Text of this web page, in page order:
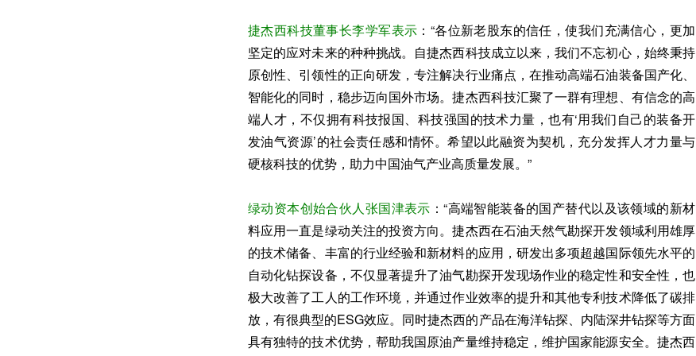
捷杰西科技董事长李学军表示 ：“各位新老股东的信任，使我们充满信心，更加
坚定的应对未来的种种挑战。自捷杰西科技成立以来，我们不忘初心，始终秉持
原创性、引领性的正向研发，专注解决行业痛点，在推动高端石油装备国产化、
智能化的同时，稳步迈向国外市场。捷杰西科技汇聚了一群有理想、有信念的高
端人才，不仅拥有科技报国、科技强国的技术力量，也有‘用我们自己的装备开
发油气资源’的社会责任感和情怀。希望以此融资为契机，充分发挥人才力量与
硬核科技的优势，助力中国油气产业高质量发展。”
绿动资本创始合伙人张国津表示 ：“高端智能装备的国产替代以及该领域的新材
料应用一直是绿动关注的投资方向。捷杰西在石油天然气勘探开发领域利用雄厚
的技术储备、丰富的行业经验和新材料的应用，研发出多项超越国际领先水平的
自动化钻探设备，不仅显著提升了油气勘探开发现场作业的稳定性和安全性，也
极大改善了工人的工作环境，并通过作业效率的提升和其他专利技术降低了碳排
放，有很典型的ESG效应。同时捷杰西的产品在海洋钻探、内陆深井钻探等方面
具有独特的技术优势，帮助我国原油产量维持稳定，维护国家能源安全。捷杰西